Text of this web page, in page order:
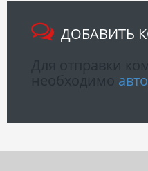
ДОБАВИТЬ